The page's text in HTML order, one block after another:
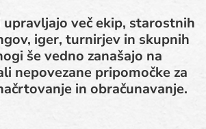
več ekip, starostnih
iger, turnirjev in skupnih
še vedno zanašajo na
nepovezane pripomočke za
in obračunavanje.